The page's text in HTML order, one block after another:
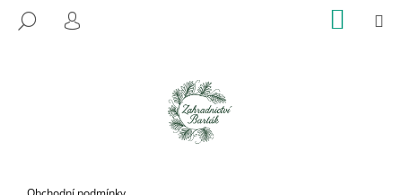
HLEDAT
PŘIHLÁŠENÍ KOŠÍK
Domů